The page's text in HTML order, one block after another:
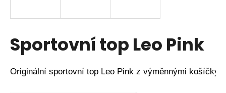
Sportovní top Leo Pink
Originální sportovní top Leo Pink z výměnnými košíčky
í
t
?